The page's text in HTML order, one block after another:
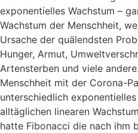
exponentielles Wachstum –
Wachstum der Menschheit,
Ursache der quälendsten
Hunger, Armut,
Artensterben und viele
Menschheit mit der Corona-
unterschiedlich
alltäglichen linearen
hatte Fibonacci die nach ihm